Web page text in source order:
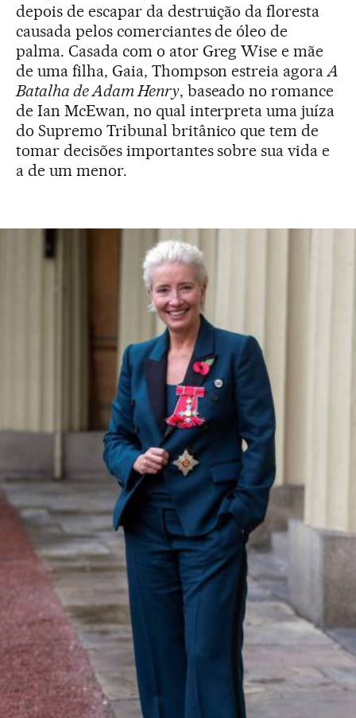
depois de escapar da destruição da floresta
causada pelos comerciantes de óleo de
palma. Casada com o ator Greg Wise e mãe
de uma filha, Gaia, Thompson estreia agoraA
Batalha de Adam Henry, baseado no romance
de Ian McEwan, no qual interpreta uma juíza
do Supremo Tribunal britânico que tem de
tomar decisões importantes sobre sua vida e
a de um menor.